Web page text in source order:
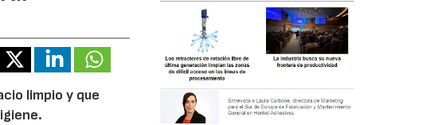
limpio y que